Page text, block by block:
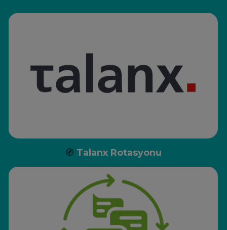
🧭 Talanx Rotasyonu